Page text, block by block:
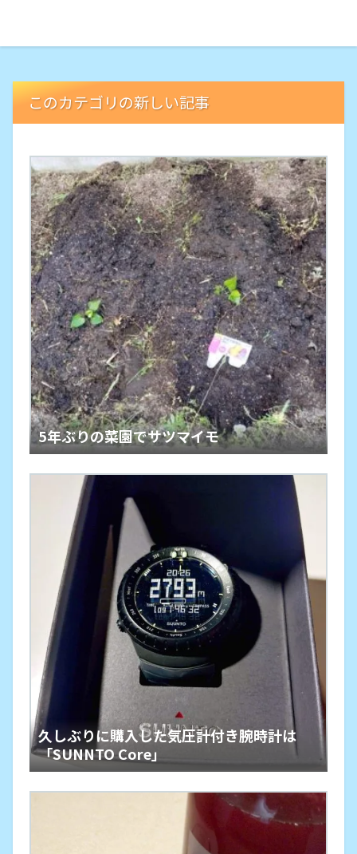
このカテゴリの新しい記事
5年ぶりの菜園でサツマイモ
久しぶりに購入した気圧計付き腕時計は
「SUNNTO Core」